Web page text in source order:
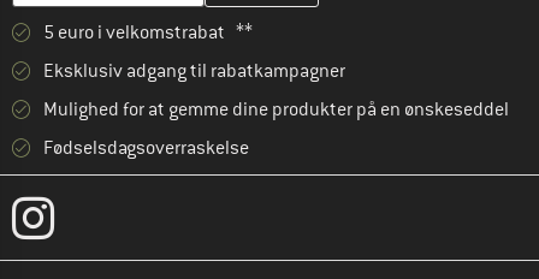
5 euro i velkomstrabat **
Eksklusiv adgang til rabatkampagner
Mulighed for at gemme dine produkter på en ønskeseddel
Fødselsdagsoverraskelse